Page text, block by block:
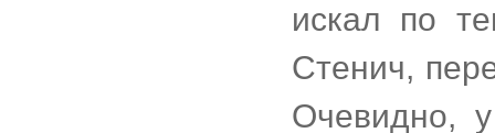
искал по
Стенич,
Очевидно,